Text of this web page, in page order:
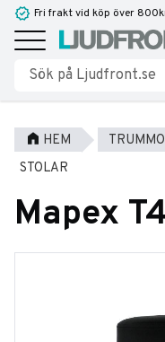
Meny
Fri frakt vid köp över
HEM
STOLAR
Mapex